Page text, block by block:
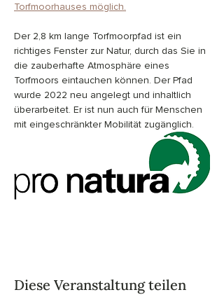
Torfmoorhauses möglich.
Der 2,8 km lange Torfmoorpfad ist ein
richtiges Fenster zur Natur, durch das Sie in
die zauberhafte Atmosphäre eines
Torfmoors eintauchen können. Der Pfad
wurde 2022 neu angelegt und inhaltlich
überarbeitet. Er ist nun auch für Menschen
mit eingeschränkter Mobilität zugänglich.
Diese Veranstaltung teilen